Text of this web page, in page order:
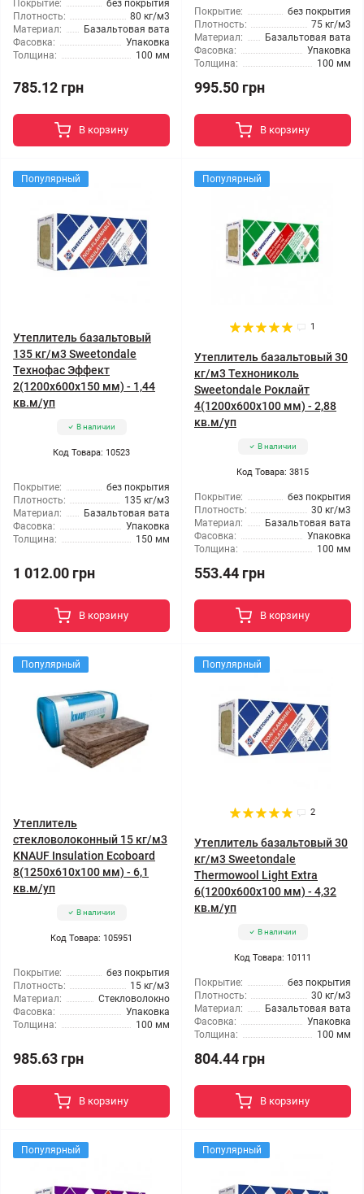
Покрытие:
без покрытия
Плотность:
80 кг/м3
Материал:
Базальтовая вата
Фасовка:
Упаковка
Толщина:
100 мм
785.12 грн
В корзину
Покрытие:
без покрытия
Плотность:
75 кг/м3
Материал:
Базальтовая вата
Фасовка:
Упаковка
Толщина:
100 мм
995.50 грн
В корзину
Популярный
Утеплитель базальтовый
135 кг/м3 Sweetondale
Технофас Эффект
2(1200x600x150 мм) - 1,44
кв.м/уп
В наличии
Код Товара: 10523
Покрытие:
без покрытия
Плотность:
135 кг/м3
Материал:
Базальтовая вата
Фасовка:
Упаковка
Толщина:
150 мм
1 012.00 грн
В корзину
Популярный
1
Утеплитель базальтовый 30
кг/м3 Технониколь
Sweetondale Роклайт
4(1200x600x100 мм) - 2,88
кв.м/уп
В наличии
Код Товара: 3815
Покрытие:
без покрытия
Плотность:
30 кг/м3
Материал:
Базальтовая вата
Фасовка:
Упаковка
Толщина:
100 мм
553.44 грн
В корзину
Популярный
Утеплитель
стекловолоконный 15 кг/м3
KNAUF Insulation Ecoboard
8(1250x610x100 мм) - 6,1
кв.м/уп
В наличии
Код Товара: 105951
Покрытие:
без покрытия
Плотность:
15 кг/м3
Материал:
Стекловолокно
Фасовка:
Упаковка
Толщина:
100 мм
985.63 грн
В корзину
Популярный
2
Утеплитель базальтовый 30
кг/м3 Sweetondale
Thermowool Light Extra
6(1200x600x100 мм) - 4,32
кв.м/уп
В наличии
Код Товара: 10111
Покрытие:
без покрытия
Плотность:
30 кг/м3
Материал:
Базальтовая вата
Фасовка:
Упаковка
Толщина:
100 мм
804.44 грн
В корзину
Популярный Популярный